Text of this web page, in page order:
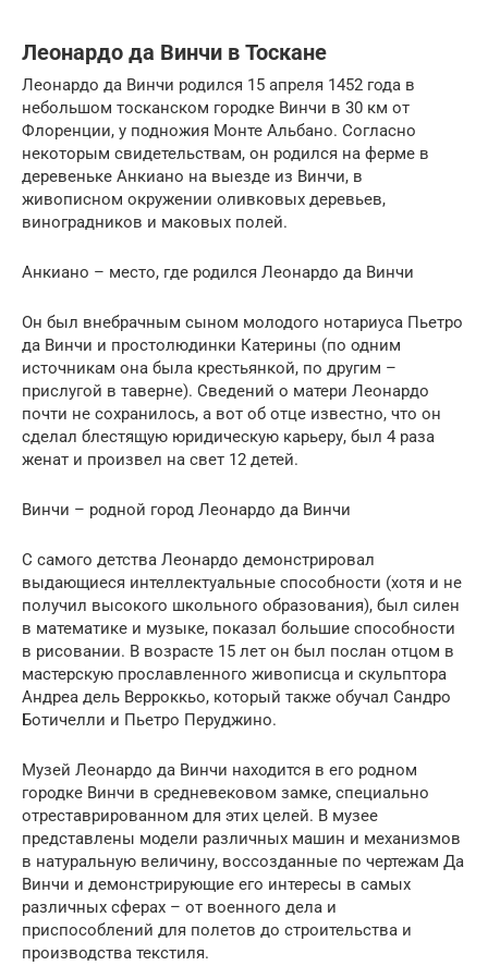
Леонардо да Винчи в Тоскане
Леонардо да Винчи родился 15 апреля 1452 года в
небольшом тосканском городке Винчи в 30 км от
Флоренции, у подножия Монте Альбано. Согласно
некоторым свидетельствам, он родился на ферме в
деревеньке Анкиано на выезде из Винчи, в
живописном окружении оливковых деревьев,
виноградников и маковых полей.
Анкиано – место, где родился Леонардо да Винчи
Он был внебрачным сыном молодого нотариуса Пьетро
да Винчи и простолюдинки Катерины (по одним
источникам она была крестьянкой, по другим –
прислугой в таверне). Сведений о матери Леонардо
почти не сохранилось, а вот об отце известно, что он
сделал блестящую юридическую карьеру, был 4 раза
женат и произвел на свет 12 детей.
Винчи – родной город Леонардо да Винчи
С самого детства Леонардо демонстрировал
выдающиеся интеллектуальные способности (хотя и не
получил высокого школьного образования), был силен
в математике и музыке, показал большие способности
в рисовании. В возрасте 15 лет он был послан отцом в
мастерскую прославленного живописца и скульптора
Андреа дель Верроккьо, который также обучал Сандро
Ботичелли и Пьетро Перуджино.
Музей Леонардо да Винчи находится в его родном
городке Винчи в средневековом замке, специально
отреставрированном для этих целей. В музее
представлены модели различных машин и механизмов
в натуральную величину, воссозданные по чертежам Да
Винчи и демонстрирующие его интересы в самых
различных сферах – от военного дела и
приспособлений для полетов до строительства и
производства текстиля.